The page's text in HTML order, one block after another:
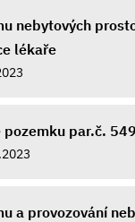
nebytových
lékaře
pozemku par.č.
a provozování